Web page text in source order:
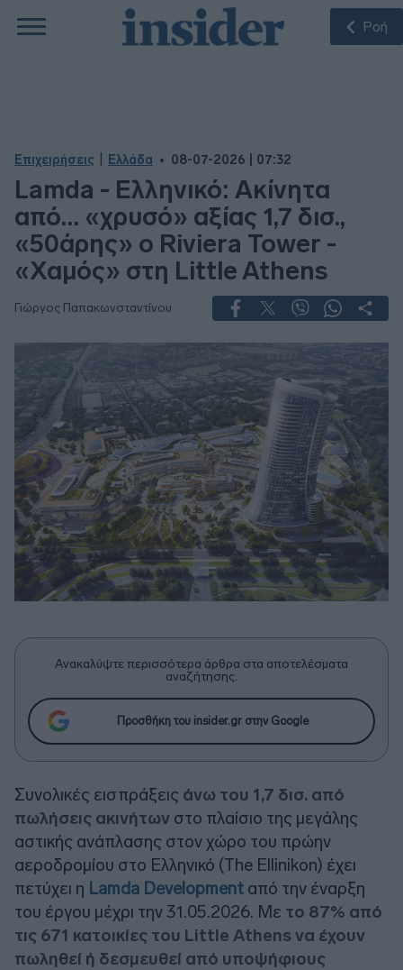
Ροή
Επιχειρήσεις Ελλάδα 08-07-2026 | 07:32
Lamda - Ελληνικό: Ακίνητα
από… «χρυσό» αξίας 1,7 δισ.,
«50άρης» ο Riviera Tower -
«Χαμός» στη Little Athens
Γιώργος Παπακωνσταντίνου
Ανακαλύψτε περισσότερα άρθρα στα αποτελέσματα
αναζήτησης.
Προσθήκη του insider.gr στην Google
Συνολικές εισπράξεις άνω του 1,7 δισ. από
πωλήσεις ακινήτων στο πλαίσιο της μεγάλης
αστικής ανάπλασης στον χώρο του πρώην
αεροδρομίου στο Ελληνικό (The Ellinikon) έχει
πετύχει η Lamda Development από την έναρξη
του έργου μέχρι την 31.05.2026. Με το 87% από
τις 671 κατοικίες του Little Athens να έχουν
πωληθεί ή δεσμευθεί από υποψήφιους